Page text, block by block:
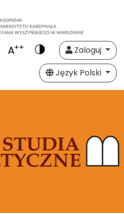
A++
Zaloguj
Język Polski